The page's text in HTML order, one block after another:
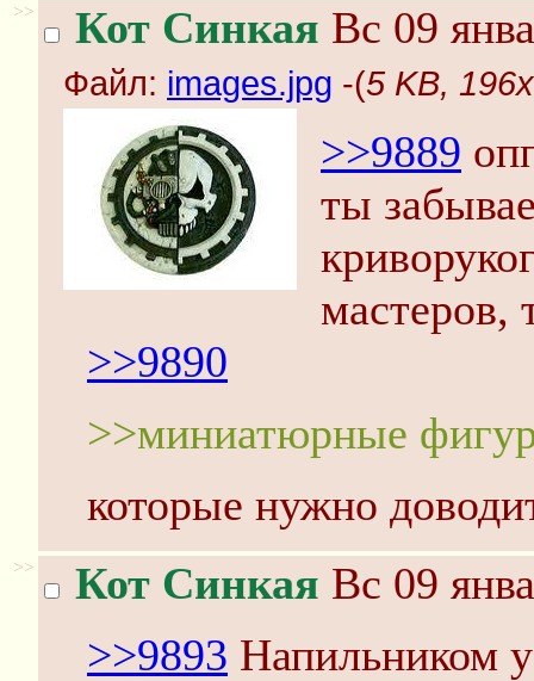
>> Кот Синкая Вс 09
Файл: images.jpg -(5 KB,
>>9889
ты
мастеров,
>>9890
>>миниатюрные
которые нужно
>> Кот Синкая Вс 09
>>9893 Напильником